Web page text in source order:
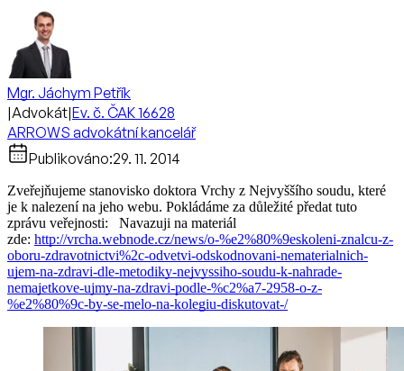
Mgr. Jáchym Petřík
|Advokát|Ev. č. ČAK 16628
ARROWS advokátní kancelář
Publikováno:29. 11. 2014
Zveřejňujeme stanovisko doktora Vrchy z Nejvyššího soudu, které
je k nalezení na jeho webu. Pokládáme za důležité předat tuto
zprávu veřejnosti: Navazuji na materiál
zde: http://vrcha.webnode.cz/news/o-%e2%80%9eskoleni-znalcu-z-
oboru-zdravotnictvi%2c-odvetvi-odskodnovani-nematerialnich-
ujem-na-zdravi-dle-metodiky-nejvyssiho-soudu-k-nahrade-
nemajetkove-ujmy-na-zdravi-podle-%c2%a7-2958-o-z-
%e2%80%9c-by-se-melo-na-kolegiu-diskutovat-/